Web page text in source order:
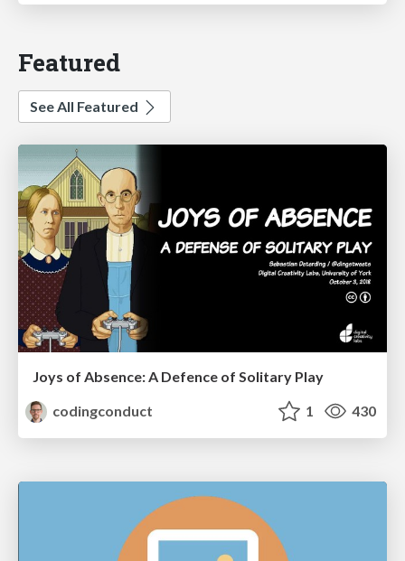
Featured
See All Featured
Joys of Absence: A Defence of Solitary Play
codingconduct
1 430